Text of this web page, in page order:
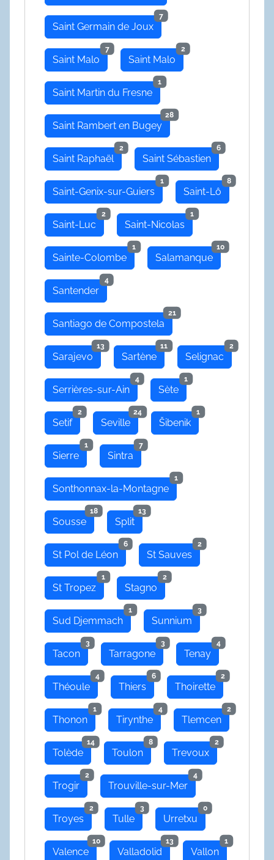
Saint Germain de Joux
7
Saint Malo
7
Saint Malo
2
Saint Martin du Fresne
1
Saint Rambert en Bugey
28
Saint Raphaël
2
Saint Sébastien
6
Saint-Genix-sur-Guiers
1
Saint-Lô
8
Saint-Luc
2
Saint-Nicolas
1
Sainte-Colombe
1
Salamanque
10
Santender
4
Santiago de Compostela
21
Sarajevo
13
Sartène
11
Selignac
2
Serrières-sur-Ain
4
Sète
1
Setif
2
Seville
24
Šibenik
1
Sierre
1
Sintra
7
Sonthonnax-la-Montagne
1
Sousse
18
Split
13
St Pol de Léon
6
St Sauves
2
St Tropez
1
Stagno
2
Sud Djemmach
1
Sunnium
3
Tacon
3
Tarragone
3
Tenay
4
Théoule
4
Thiers
6
Thoirette
2
Thonon
1
Tirynthe
4
Tlemcen
2
Tolède
14
Toulon
8
Trevoux
2
Trogir
2
Trouville-sur-Mer
4
Troyes
2
Tulle
3
Urretxu
0
Valence
10
Valladolid
13
Vallon
1